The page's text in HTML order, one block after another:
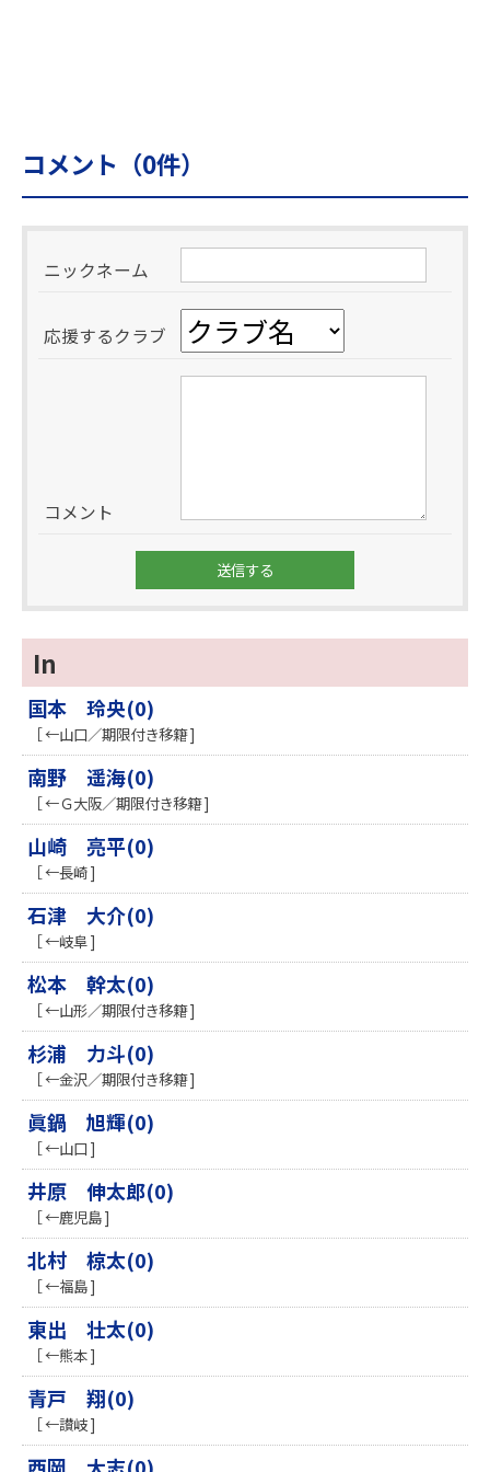
コメント（0件）
ニックネーム
応援するクラブ
コメント
In
国本 玲央(0)
［ ←山口／期限付き移籍 ]
南野 遥海(0)
［ ←Ｇ大阪／期限付き移籍 ]
山崎 亮平(0)
［ ←長崎 ]
石津 大介(0)
［ ←岐阜 ]
松本 幹太(0)
［ ←山形／期限付き移籍 ]
杉浦 力斗(0)
［ ←金沢／期限付き移籍 ]
眞鍋 旭輝(0)
［ ←山口 ]
井原 伸太郎(0)
［ ←鹿児島 ]
北村 椋太(0)
［ ←福島 ]
東出 壮太(0)
［ ←熊本 ]
青戸 翔(0)
［ ←讃岐 ]